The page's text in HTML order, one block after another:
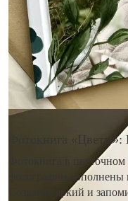
Фотокнига
Фотокнига в
фотографии
Создайте яркий и